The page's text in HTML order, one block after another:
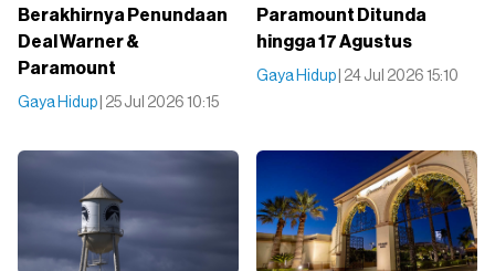
Berakhirnya Penundaan
Deal Warner &
Paramount
Gaya Hidup | 25 Jul 2026 10:15
Paramount Ditunda
hingga 17 Agustus
Gaya Hidup | 24 Jul 2026 15:10